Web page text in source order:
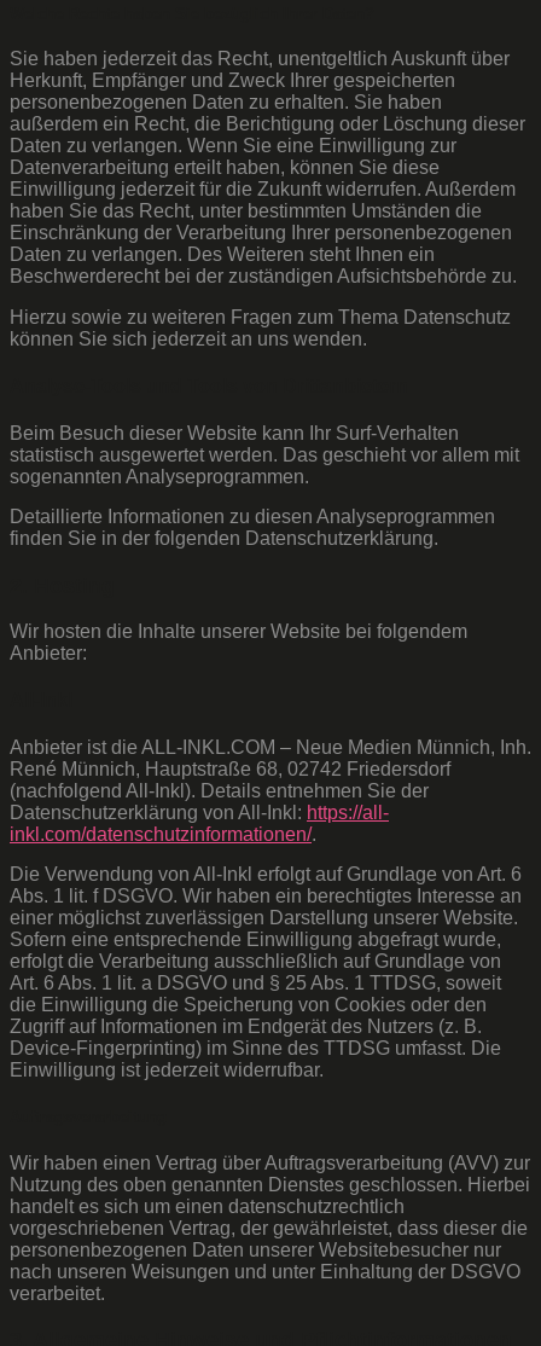
Sie haben jederzeit das Recht, unentgeltlich Auskunft über
Herkunft, Empfänger und Zweck Ihrer gespeicherten
personenbezogenen Daten zu erhalten. Sie haben
außerdem ein Recht, die Berichtigung oder Löschung dieser
Daten zu verlangen. Wenn Sie eine Einwilligung zur
Datenverarbeitung erteilt haben, können Sie diese
Einwilligung jederzeit für die Zukunft widerrufen. Außerdem
haben Sie das Recht, unter bestimmten Umständen die
Einschränkung der Verarbeitung Ihrer personenbezogenen
Daten zu verlangen. Des Weiteren steht Ihnen ein
Beschwerderecht bei der zuständigen Aufsichtsbehörde zu.
Hierzu sowie zu weiteren Fragen zum Thema Datenschutz
können Sie sich jederzeit an uns wenden.
Beim Besuch dieser Website kann Ihr Surf-Verhalten
statistisch ausgewertet werden. Das geschieht vor allem mit
sogenannten Analyseprogrammen.
Detaillierte Informationen zu diesen Analyseprogrammen
finden Sie in der folgenden Datenschutzerklärung.
Wir hosten die Inhalte unserer Website bei folgendem
Anbieter:
Anbieter ist die ALL-INKL.COM – Neue Medien Münnich, Inh.
René Münnich, Hauptstraße 68, 02742 Friedersdorf
(nachfolgend All-Inkl). Details entnehmen Sie der
Datenschutzerklärung von All-Inkl: https://all-
inkl.com/datenschutzinformationen/.
Die Verwendung von All-Inkl erfolgt auf Grundlage von Art. 6
Abs. 1 lit. f DSGVO. Wir haben ein berechtigtes Interesse an
einer möglichst zuverlässigen Darstellung unserer Website.
Sofern eine entsprechende Einwilligung abgefragt wurde,
erfolgt die Verarbeitung ausschließlich auf Grundlage von
Art. 6 Abs. 1 lit. a DSGVO und § 25 Abs. 1 TTDSG, soweit
die Einwilligung die Speicherung von Cookies oder den
Zugriff auf Informationen im Endgerät des Nutzers (z. B.
Device-Fingerprinting) im Sinne des TTDSG umfasst. Die
Einwilligung ist jederzeit widerrufbar.
Wir haben einen Vertrag über Auftragsverarbeitung (AVV) zur
Nutzung des oben genannten Dienstes geschlossen. Hierbei
handelt es sich um einen datenschutzrechtlich
vorgeschriebenen Vertrag, der gewährleistet, dass dieser die
personenbezogenen Daten unserer Websitebesucher nur
nach unseren Weisungen und unter Einhaltung der DSGVO
verarbeitet.